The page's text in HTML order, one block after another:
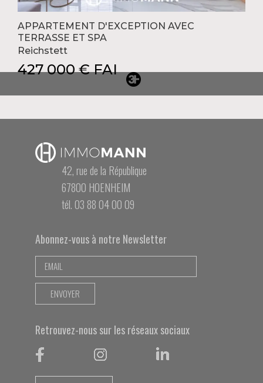
APPARTEMENT D'EXCEPTION AVEC
TERRASSE ET SPA
Reichstett
427 000 € FAI
42, rue de la République
67800 HOENHEIM
tél. 03 88 04 00 09
Abonnez-vous à notre Newsletter
Retrouvez-nous sur les réseaux sociaux